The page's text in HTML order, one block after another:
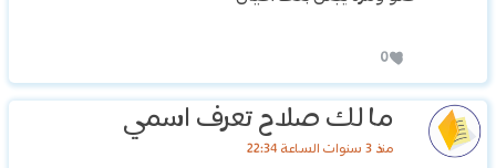
0
ما لك صلاح تعرف اسمي
منذ 3 سنوات الساعة 22:34